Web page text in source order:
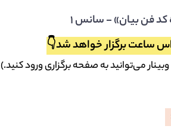
فن بیان» - سانس ۱
ساعت برگزار خواهد شد👇
می‌توانید به صفحه برگزاری ورود کنید.)